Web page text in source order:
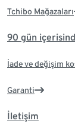
Tchibo Mağazaları
90 gün
İade ve değişim
Garanti
İletişim